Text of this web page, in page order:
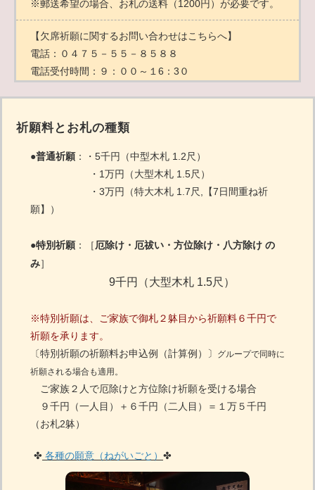
※郵送希望の場合、お札の送料（1200円）が必要です。
【欠席祈願に関するお問い合わせはこちらへ】
電話：０４７５－５５－８５８８
電話受付時間：９：００～１6：3０
祈願料とお札の種類
●普通祈願：・5千円（中型木札 1.2尺）
・1万円（大型木札 1.5尺）
・3万円（特大木札 1.7尺,【7日間重ね祈
願】）
●特別祈願： ［厄除け・厄祓い・方位除け・八方除け の
み］
9千円（大型木札 1.5尺）
※特別祈願は、ご家族で御札２躰目から祈願料６千円で
祈願を承ります。
〔特別祈願の祈願料お申込例（計算例）〕
グループで同時に
祈願される場合も適用。
ご家族２人で厄除けと方位除け祈願を受ける場合
９千円（一人目）＋６千円（二人目）＝１万５千円
（お札2躰）
✤ 各種の願意（ねがいごと） ✤